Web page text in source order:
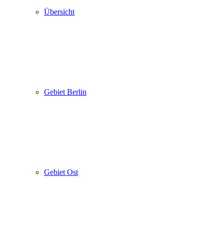
Übersicht
Gebiet Berlin
Gebiet Ost